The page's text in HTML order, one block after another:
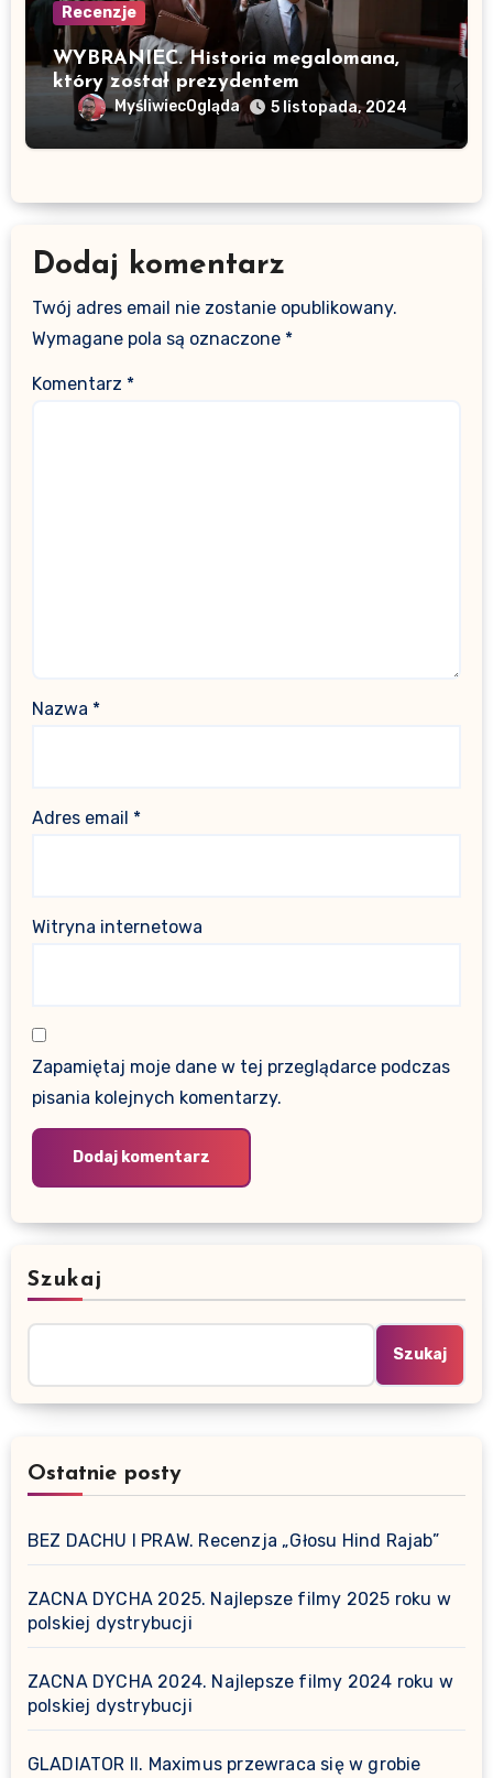
Recenzje
WYBRANIEC. Historia megalomana,
który został prezydentem
MyśliwiecOgląda 5 listopada, 2024
Dodaj komentarz
Twój adres email nie zostanie opublikowany.
Wymagane pola są oznaczone *
Komentarz *
Nazwa *
Adres email *
Witryna internetowa
Zapamiętaj moje dane w tej przeglądarce podczas
pisania kolejnych komentarzy.
Szukaj
Szukaj
Ostatnie posty
BEZ DACHU I PRAW. Recenzja „Głosu Hind Rajab”
ZACNA DYCHA 2025. Najlepsze filmy 2025 roku w
polskiej dystrybucji
ZACNA DYCHA 2024. Najlepsze filmy 2024 roku w
polskiej dystrybucji
GLADIATOR II. Maximus przewraca się w grobie